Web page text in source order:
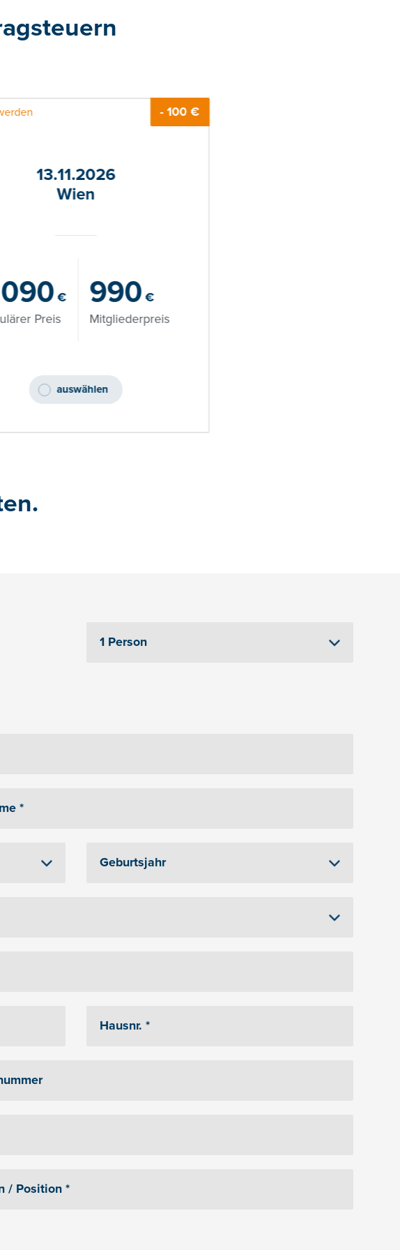
- 100 €
13.11.2026
Wien
€
Preis
990 €
Mitgliederpreis
auswählen